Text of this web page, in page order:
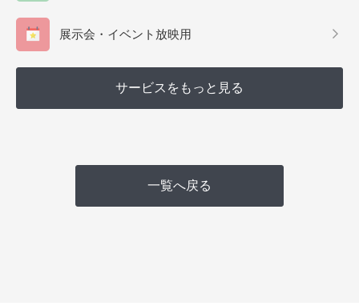
展示会・イベント放映用
サービスをもっと見る
一覧へ戻る